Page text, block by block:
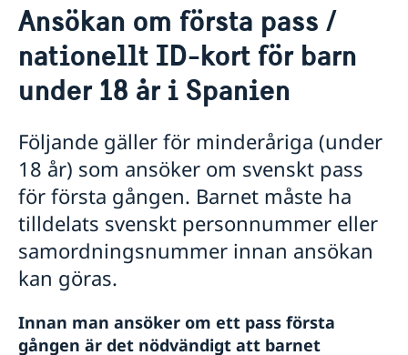
Service och hjälp till svenskar i Spanien
Pass / ID-kort i Spanien
Tidsbokning samt avbokning för ansökan/förnyelse
av pass eller nationellt ID-kort
Ansökan förnyelse av pass för vuxna
Ansökan om det första passet för barn under 18 år
Förnyelse av pass och nationellt ID-kort för barn
under 18 år i Spanien
Provisoriskt pass i Spanien
Förlust av pass
Utlämning av pass och nationellt ID-kort i Spanien
Rösta i Spanien
Anmäl dig till röstlängden
Öppettider för förtidsröstning i Spanien
Registrering av nyfödd utomlands och ansökan om
samordningsnummer i Spanien
Ansökan om första pass /
nationellt ID-kort för barn
under 18 år i Spanien
Följande gäller för minderåriga (under
18 år) som ansöker om svenskt pass
för första gången. Barnet måste ha
tilldelats svenskt personnummer eller
samordningsnummer innan ansökan
kan göras.
Innan man ansöker om ett pass första
gången är det nödvändigt att barnet